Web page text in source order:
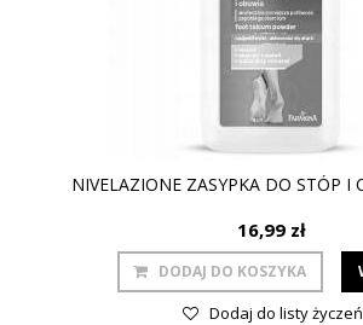
NIVELAZIONE ZASYPKA DO STÓP I
16,99 zł
DODAJ DO KOSZYKA
Dodaj do listy życzeń